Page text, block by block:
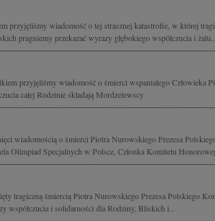
przyjęliśmy wiadomość o tej strasznej katastrofie, w której
pragniemy przekazać wyrazy głębokiego współczucia i
przyjęliśmy wiadomość o śmierci wspaniałego Człowieka
całej Rodzinie składają Mordzelewscy
wiadomością o śmierci Piotra Nurowskiego Prezesa
Olimpiad Specjalnych w Polsce, Członka Komitetu
tragiczną śmiercią Piotra Nurowskiego Prezesa Polskiego
współczucia i solidarności dla Rodziny, Bliskich i...